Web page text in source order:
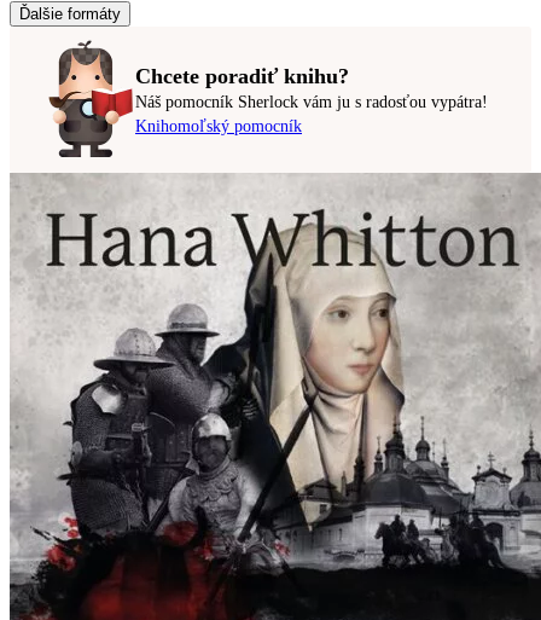
Ďalšie formáty
Chcete poradiť knihu?
Náš pomocník Sherlock vám ju s radosťou vypátra!
Knihomoľský pomocník